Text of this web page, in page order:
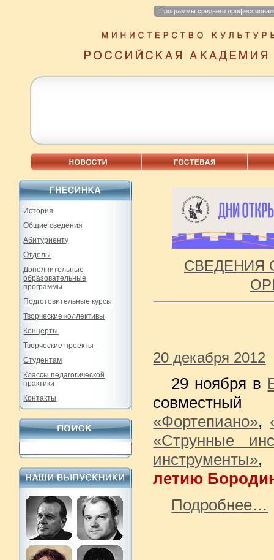
Программы среднего
История
Общие сведения
Абитуриенту
Отделы
Дополнительные
образовательные
программы
Подготовительные курсы
Творческие коллективы
Концерты
Творческие проекты
Студентам
Классы педагогической
практики
Контакты
СВЕДЕНИЯ
20 декабря 2012
29 ноября в
«Фортепиано»,
«Струнные
инструменты»
летию
Подробнее…